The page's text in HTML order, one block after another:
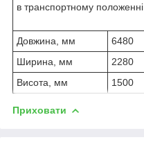
в транспортному положенні
Довжина, мм
6480
Ширина, мм
2280
Висота, мм
1500
Приховати